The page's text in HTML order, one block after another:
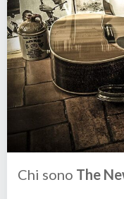
Chi sono The